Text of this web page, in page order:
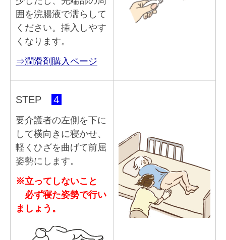
囲を浣腸液で濡らして
ください。挿入しやす
くなります。
⇒潤滑剤購入ページ
STEP ４
要介護者の左側を下に
して横向きに寝かせ、
軽くひざを曲げて前屈
姿勢にします。
※立ってしないこと
必ず寝た姿勢で行い
ましょう。